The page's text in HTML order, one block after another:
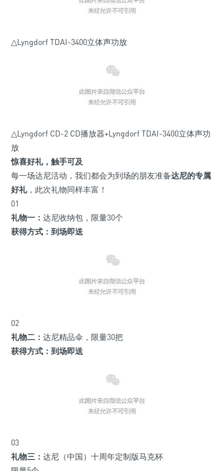
△Lyngdorf TDAI-3400立体声功放
△Lyngdorf CD-2 CD播放器+Lyngdorf TDAI-3400立体声功
放
惊喜好礼，触手可及
每一场达尼活动，我们都会为到场的朋友准备达尼的专属
好礼，此次礼物同样丰富！
01
礼物一： 达尼收纳包，限量30个
获得方式：到场即送
02
礼物二： 达尼精品伞，限量30把
获得方式：到场即送
03
礼物三： 达尼（中国）十周年定制版马克杯